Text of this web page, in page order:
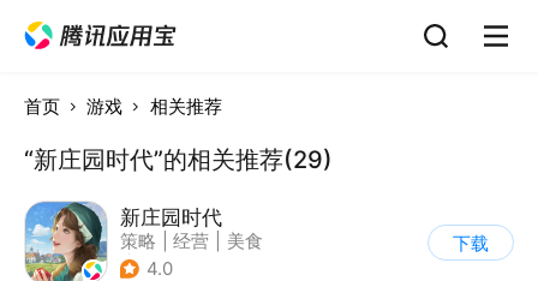
首页 游戏 相关推荐
“新庄园时代”的相关推荐(29)
新庄园时代
策略 经营
美食
| 自由交易
4.0
下载